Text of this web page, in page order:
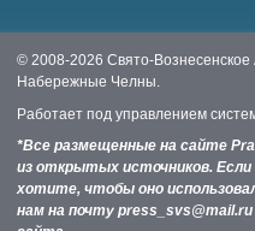
© 2008-2026 Свято-Вознесенское
Набережные Челны.
Работает под управлением
*Все размещенные на сайте
из открытых источников.
хотите, чтобы оно
нам на почту